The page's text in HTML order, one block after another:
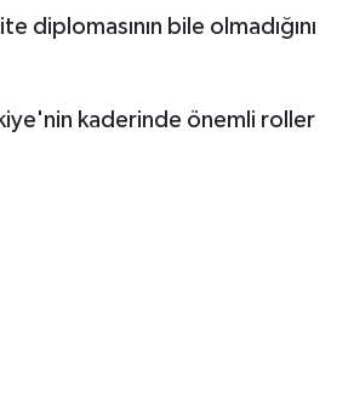
bile olmadığını
kaderinde önemli roller